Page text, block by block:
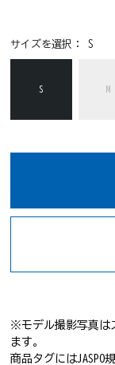
サイズを選択：S
S M
※モデル撮影写真は
ます。
商品タグには